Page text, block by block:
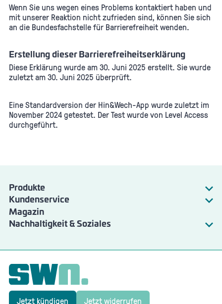
Wenn Sie uns wegen eines Problems kontaktiert haben und
mit unserer Reaktion nicht zufrieden sind, können Sie sich
an die Bundesfachstelle für Barrierefreiheit wenden.
Erstellung dieser Barrierefreiheitserklärung
Diese Erklärung wurde am 30. Juni 2025 erstellt. Sie wurde
zuletzt am 30. Juni 2025 überprüft.
Eine Standardversion der Hin&Wech-App wurde zuletzt im
November 2024 getestet. Der Test wurde von Level Access
durchgeführt.
Produkte
Strom
Gas
Fernwärme
Bad am Stadtwald
Verkehr
Wertstoffzentrum
Kundenservice
Energie & Wasser
Verkehr
Wertstoffzentrum
UnserNMS App
Wartung & Störungen
Magazin
Nachhaltigkeit & Soziales
Angebote & Services
SWN Nachhaltigkeitsbericht
Jetzt kündigen Jetzt widerrufen